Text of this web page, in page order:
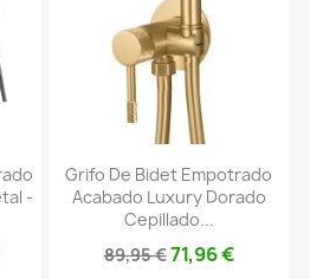
-
Grifo De Bidet Empotrado
Acabado Luxury Dorado
Cepillado...
89,95 €71,96 €